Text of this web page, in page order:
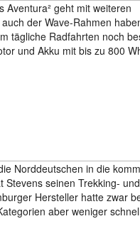
Aventura² geht mit weiteren
der Wave-Rahmen
tägliche Radfahrten noch
und Akku mit bis zu 800
Norddeutschen in die
seinen Trekking- und
Hersteller hatte zwar
aber weniger